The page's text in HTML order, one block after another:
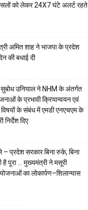
को लेकर 24X7 घंटे अलर्ट रहते
अमित शाह ने भाजपा के प्रदेश
की बधाई दी
उनियाल ने NHM के अंतर्गत
के प्रभावी क्रियान्वयन एवं
के संबंध में एमडी एनएचएम के
दिए
– प्रदेश सरकार बिना रुके, बिना
पूरा … मुख्यमंत्री ने मसूरी
का लोकार्पण–शिलान्यास